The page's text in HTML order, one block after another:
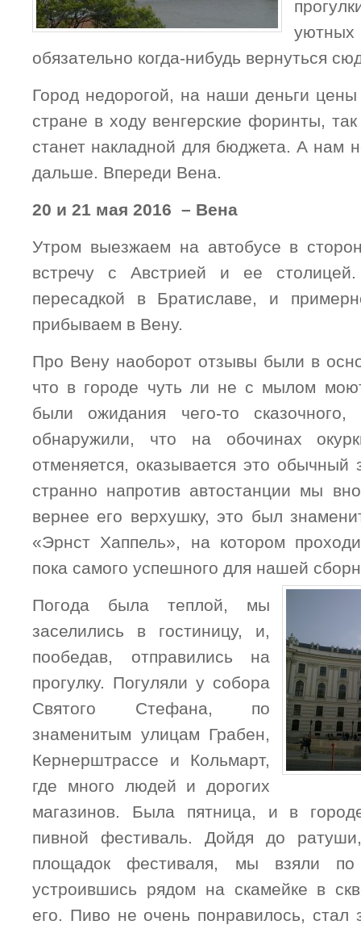
обязательно когда-нибудь вернуться
Город недорогой, на наши деньги
стране в ходу венгерские форинты,
станет накладной для бюджета. А нам
дальше. Впереди Вена.
20 и 21 мая 2016 – Вена
Утром выезжаем на автобусе в
встречу с Австрией и ее
пересадкой в Братиславе, и
прибываем в Вену.
Про Вену наоборот отзывы были в
что в городе чуть ли не с мылом
были ожидания чего-то
обнаружили, что на обочинах
отменяется, оказывается это обычный
странно напротив автостанции мы
вернее его верхушку, это был
«Эрнст Хаппель», на котором
пока самого успешного для нашей
Погода была теплой, мы
заселились в гостиницу, и,
пообедав, отправились на
прогулку. Погуляли у собора
Святого Стефана, по
знаменитым улицам Грабен,
Кернерштрассе и Кольмарт,
где много людей и дорогих
магазинов. Была пятница, и в
пивной фестиваль. Дойдя до
площадок фестиваля, мы взяли
устроившись рядом на скамейке в
его. Пиво не очень понравилось, стал